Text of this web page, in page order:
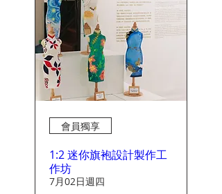
會員獨享
1:2 迷你旗袍設計製作工
作坊
7月02日週四